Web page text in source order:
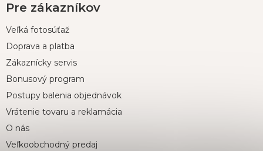
Pre zákazníkov
Veľká fotosúťaž
Doprava a platba
Zákaznícky servis
Bonusový program
Postupy balenia objednávok
Vrátenie tovaru a reklamácia
O nás
Veľkoobchodný predaj